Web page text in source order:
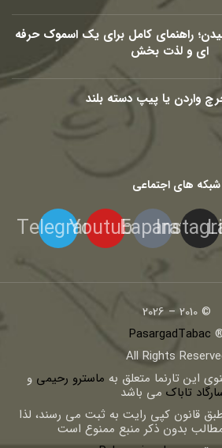
راهنمای کامل برای یک اسموک حرفه
ای و لذت بخش
واردن یا پیپ دسته بلند
شبکه های اجتماعی
Eaparat
Youtube
Telegram
© 2010 – 2026
PasargadTabac
All Rights
اين تارنما متعلق به ماسترو رحیمی و
تاباک می باشد
قانون کپی رایت به ثبت می رسند، لذا
مطالب بدون ذکر منبع ممنوع است